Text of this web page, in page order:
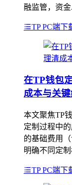
融监管，资金
TP PC端下
在TP钱包
成本与关
本文聚焦TP
定制过程中
的基础费用
明确不同定制
TP PC端下